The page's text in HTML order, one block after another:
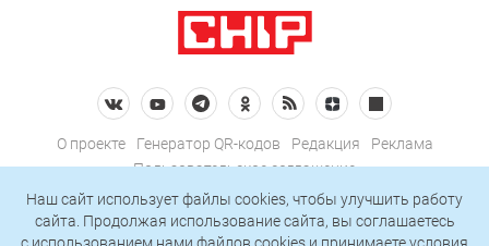
О проекте Генератор QR-кодов Редакция
Реклама
Пользовательское соглашение
Политика конфиденциальности
Подписаться на рассылку
Наш сайт использует файлы cookies, чтобы улучшить работу
сайта. Продолжая использование сайта, вы соглашаетесь